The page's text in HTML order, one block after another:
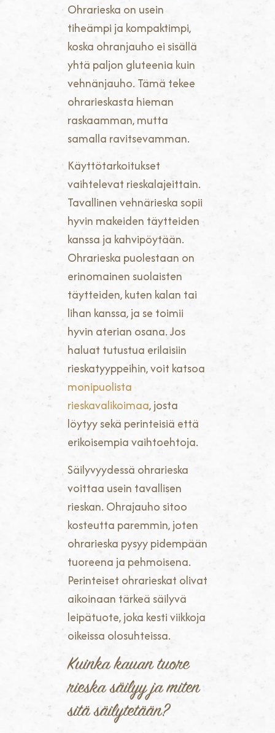
Ohrarieska on usein
tiheämpi ja kompaktimpi,
koska ohranjauho ei sisällä
yhtä paljon gluteenia kuin
vehnänjauho. Tämä tekee
ohrarieskasta hieman
raskaamman, mutta
samalla ravitsevamman.
Käyttötarkoitukset
vaihtelevat rieskalajeittain.
Tavallinen vehnärieska sopii
hyvin makeiden täytteiden
kanssa ja kahvipöytään.
Ohrarieska puolestaan on
erinomainen suolaisten
täytteiden, kuten kalan tai
lihan kanssa, ja se toimii
hyvin aterian osana. Jos
haluat tutustua erilaisiin
rieskatyyppeihin, voit katsoa
monipuolista
rieskavalikoimaa, josta
löytyy sekä perinteisiä että
erikoisempia vaihtoehtoja.
Säilyvyydessä ohrarieska
voittaa usein tavallisen
rieskan. Ohrajauho sitoo
kosteutta paremmin, joten
ohrarieska pysyy pidempään
tuoreena ja pehmoisena.
Perinteiset ohrarieskat olivat
aikoinaan tärkeä säilyvä
leipätuote, joka kesti viikkoja
oikeissa olosuhteissa.
Kuinka kauan tuore
rieska säilyy ja miten
sitä säilytetään?